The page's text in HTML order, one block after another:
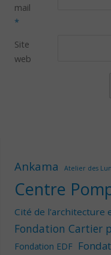
mail
*
Site
web
Ankama Atelier des
Centre
Cité de l'architecture
Fondation Cartier
Fondation EDF